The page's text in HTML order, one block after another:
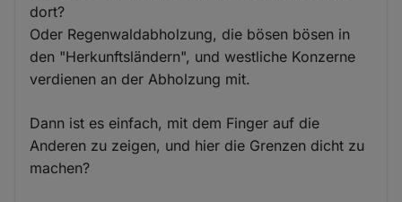
dort?
Oder Regenwaldabholzung, die bösen bösen in
den "Herkunftsländern", und westliche Konzerne
verdienen an der Abholzung mit.
Dann ist es einfach, mit dem Finger auf die
Anderen zu zeigen, und hier die Grenzen dicht zu
machen?